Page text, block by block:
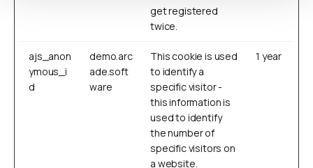
get registered
twice.
ajs_anon
ymous_i
d
demo.arc
ade.soft
ware
This cookie is used
to identify a
specific visitor -
this information is
used to identify
the number of
specific visitors on
a website.
1 year